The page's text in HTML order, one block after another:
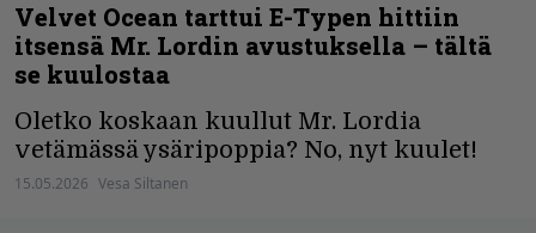
Velvet Ocean tarttui E-Typen hittiin
itsensä Mr. Lordin avustuksella – tältä
se kuulostaa
Oletko koskaan kuullut Mr. Lordia
vetämässä ysäripoppia? No, nyt kuulet!
15.05.2026 Vesa Siltanen